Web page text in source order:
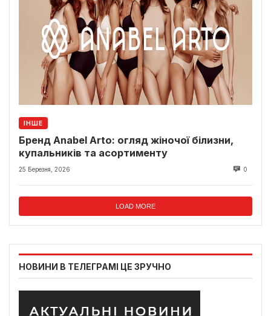
ІНШЕ
Бренд Anabel Arto: огляд жіночої білизни,
купальників та асортименту
25 Березня, 2026 0
LOAD MORE
НОВИНИ В ТЕЛЕГРАМІ ЦЕ ЗРУЧНО